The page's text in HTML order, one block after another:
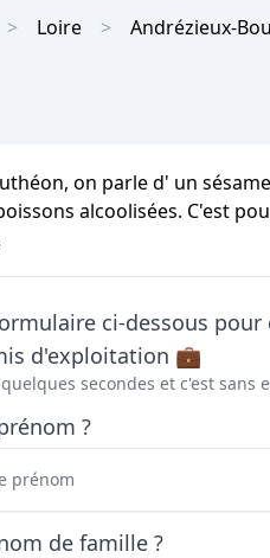
Loire Andrézieux-
on parle d' un
alcoolisées. C'est
ci-dessous
d'exploitation 💼
secondes et c'est sans
?
de famille ?